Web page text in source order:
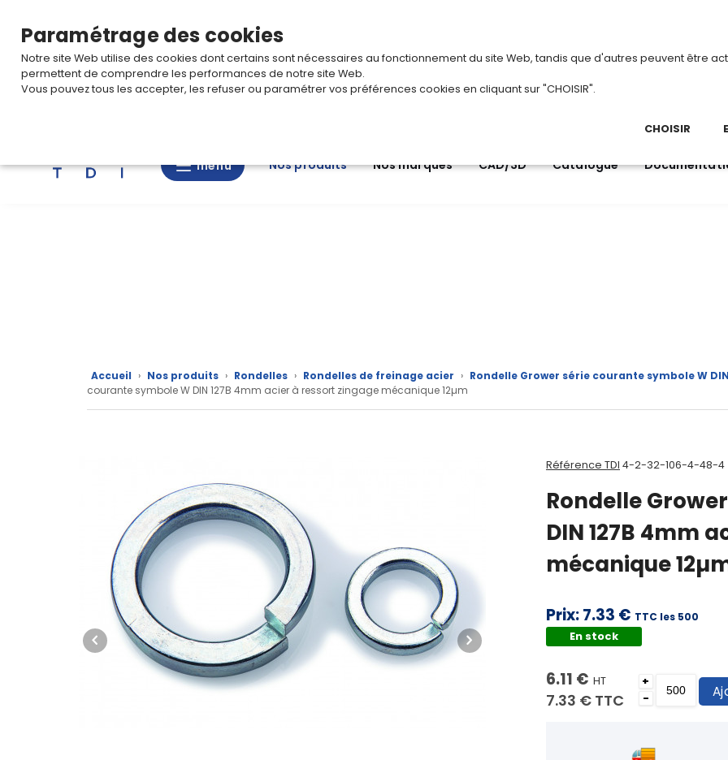
Du 3 au 28 août
marques
Documentations
panier
menu
menu Nos produits Nos marques CAD/3D Catalogue
Accueil › Nos produits › Rondelles › Rondelles de freinage acier › Rondelle Grower série courante symbole W
courante symbole W DIN 127B 4mm acier à ressort zingage mécanique 12µm
Référence TDI 4-2-32-106-4-48-4
Rondelle
DIN 127B 4mm
mécanique
Prix:7.33 € TTC les 500
En stock
6.11 € HT
7.33 € TTC
+
-
Paramétrage des cookies
Notre site Web utilise des cookies dont certains sont nécessaires au fonctionnement du site Web, tandis que d'autres peuvent être
permettent de comprendre les performances de notre site Web.
Vous pouvez tous les accepter, les refuser ou paramétrer vos préférences cookies en cliquant sur "CHOISIR".
CHOISIR